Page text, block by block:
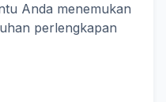
Anda menemukan
perlengkapan